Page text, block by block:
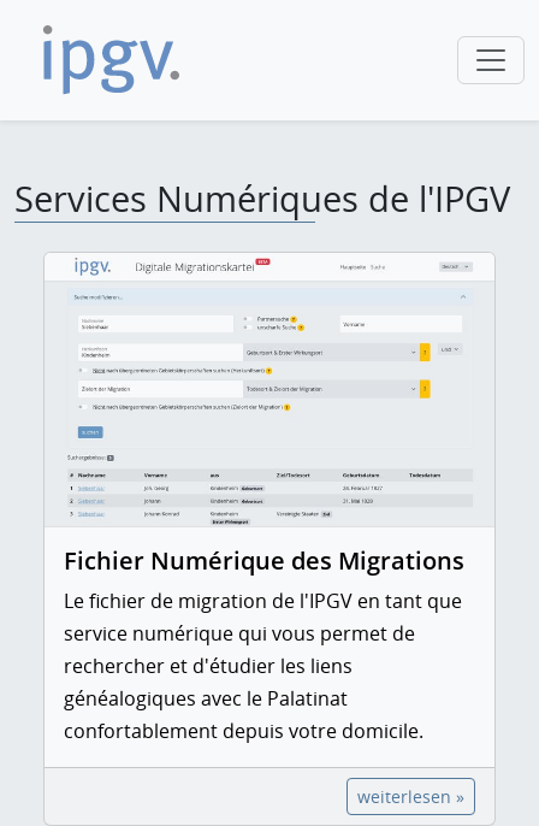
Services Numériques de l'IPGV
Fichier Numérique des Migrations
Le fichier de migration de l'IPGV en tant que
service numérique qui vous permet de
rechercher et d'étudier les liens
généalogiques avec le Palatinat
confortablement depuis votre domicile.
weiterlesen »